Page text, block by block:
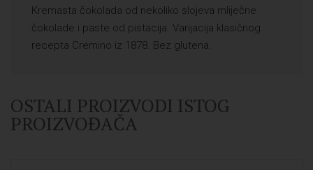
Kremasta čokolada od nekoliko slojeva mliječne
čokolade i paste od pistacija. Varijacija klasičnog
recepta Cremino iz 1878. Bez glutena.
OSTALI PROIZVODI ISTOG
PROIZVOĐAČA